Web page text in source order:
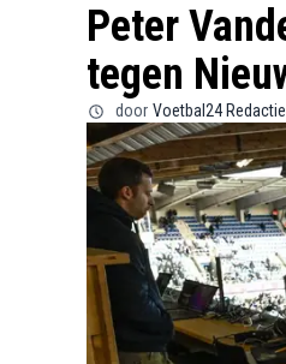
Peter
tegen
door Voetbal24 Redactie